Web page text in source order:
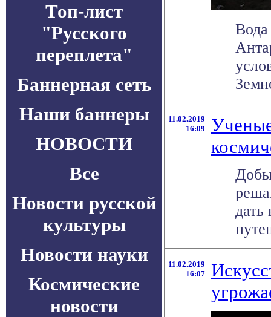
Топ-лист
"Русского
переплета"
Баннерная сеть
Наши баннеры
НОВОСТИ
Все
Новости русской
культуры
Новости науки
Космические
новости
11.02.2019
16:09
дать
11.02.2019
16:07